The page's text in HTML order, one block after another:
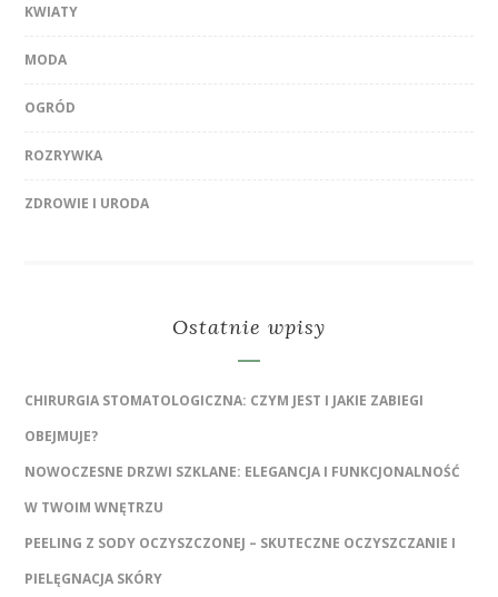
KWIATY
MODA
OGRÓD
ROZRYWKA
ZDROWIE I URODA
Ostatnie wpisy
CHIRURGIA STOMATOLOGICZNA: CZYM JEST I JAKIE ZABIEGI
OBEJMUJE?
NOWOCZESNE DRZWI SZKLANE: ELEGANCJA I FUNKCJONALNOŚĆ
W TWOIM WNĘTRZU
PEELING Z SODY OCZYSZCZONEJ – SKUTECZNE OCZYSZCZANIE I
PIELĘGNACJA SKÓRY